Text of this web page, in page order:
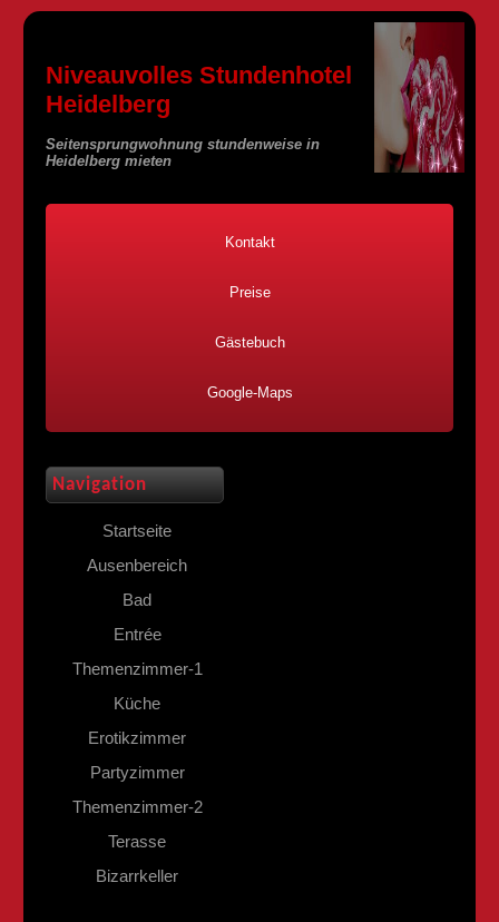
Niveauvolles Stundenhotel
Heidelberg
Seitensprungwohnung stundenweise in
Heidelberg mieten
Kontakt
Preise
Gästebuch
Google-Maps
Navigation
Startseite
Ausenbereich
Bad
Entrée
Themenzimmer-1
Küche
Erotikzimmer
Partyzimmer
Themenzimmer-2
Terasse
Bizarrkeller